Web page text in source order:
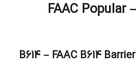
موتورهای پرکاربرد فک – FAAC Popular
موتور یدکی راهبند فک مدل B614 – FAAC B614 Barrier